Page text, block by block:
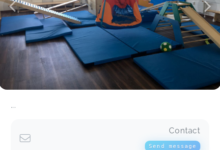
Es hat immer viel Spaß gemacht!
(3) Bewegungsspaß im Wasser (4-7 M.)(AOK li.) Jun und Jul
Lena,Jul 11
Es hat uns wirklich sehr viel Spaß gemacht,
schade dass es vorbei ist.
(3) Bewegungsspaß im Wasser (4-7 M.)(AOK li.) Jun und Jul
26
Eltern-Kind-Kurs "Löwenstark ins Leben" (für 2-Jährige)
Bibiana,Jul 05
...
Contact
Send message